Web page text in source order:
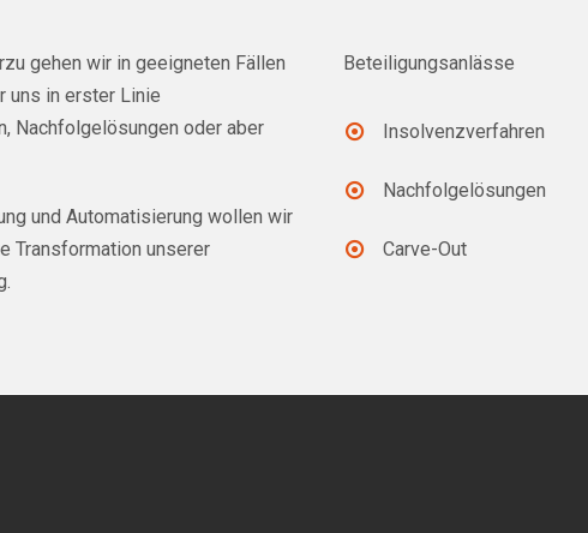
gehen wir in geeigneten Fällen
uns in erster Linie
Nachfolgelösungen oder aber
und Automatisierung wollen wir
Transformation unserer
Beteiligungsanlässe
Insolvenzverfahren
Nachfolgelösungen
Carve-Out